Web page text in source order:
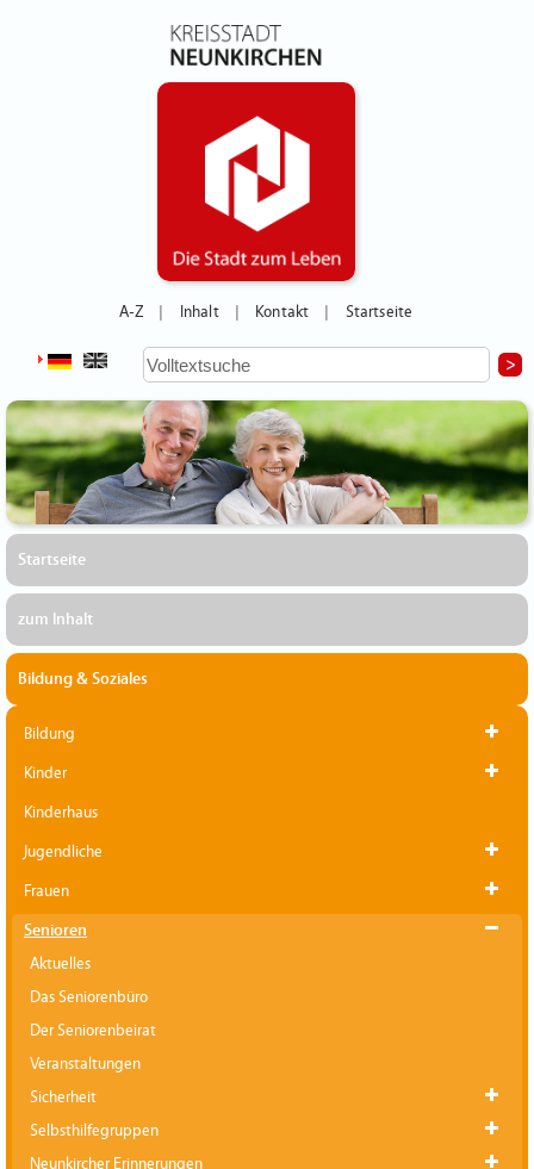
A-Z Inhalt Kontakt Startseite
Startseite
zum Inhalt
Bildung & Soziales
Bildung
Kinder
Kinderhaus
Jugendliche
Frauen
Senioren
Aktuelles
Das Seniorenbüro
Der Seniorenbeirat
Veranstaltungen
Sicherheit
Selbsthilfegruppen
Neunkircher Erinnerungen